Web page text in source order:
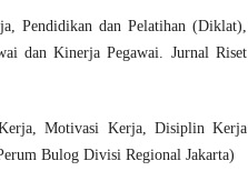
Pendidikan dan Pelatihan (Diklat),
dan Kinerja Pegawai. Jurnal Riset
Motivasi Kerja, Disiplin Kerja
Bulog Divisi Regional Jakarta)